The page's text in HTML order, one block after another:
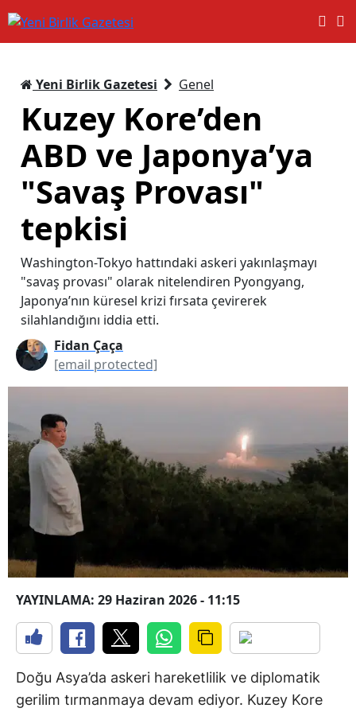
Yeni Birlik Gazetesi Genel
Kuzey Kore’den
ABD ve Japonya’ya
"Savaş Provası"
tepkisi
Washington-Tokyo hattındaki askeri yakınlaşmayı
"savaş provası" olarak nitelendiren Pyongyang,
Japonya’nın küresel krizi fırsata çevirerek
silahlandığını iddia etti.
Fidan Çaça
[email protected]
YAYINLAMA: 29 Haziran 2026 - 11:15
Doğu Asya’da askeri hareketlilik ve diplomatik
gerilim tırmanmaya devam ediyor. Kuzey Kore